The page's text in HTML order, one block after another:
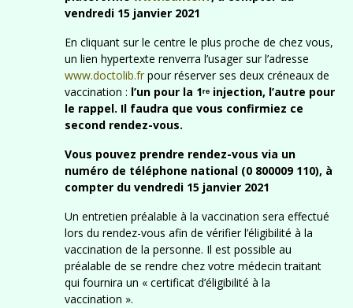
vendredi 15 janvier 2021
En cliquant sur le centre le plus proche de chez vous,
un lien hypertexte renverra l’usager sur l’adresse
www.doctolib.frpour réserver ses deux créneaux de
vaccination : l’un pour la 1ʳᵉ injection, l’autre pour
le rappel. Il faudra que vous confirmiez ce
second rendez-vous.
Vous pouvez prendre rendez-vous via un
numéro de téléphone national (0 800009 110), à
compter duvendredi 15 janvier 2021
Un entretien préalable à la vaccination sera effectué
lors du rendez-vous afin de vérifier l’éligibilité à la
vaccination de la personne. Il est possible au
préalable de se rendre chez votre médecin traitant
qui fournira un « certificat d’éligibilité à la
vaccination ».